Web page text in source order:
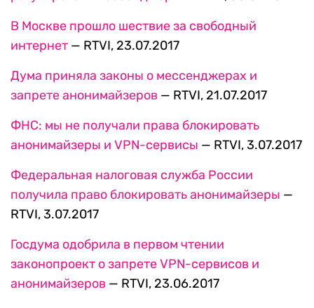
В Москве прошло шествие за свободный
интернет — RTVI, 23.07.2017
Дума приняла законы о мессенджерах и
запрете анонимайзеров — RTVI, 21.07.2017
ФНС: мы не получали права блокировать
анонимайзеры и VPN-сервисы — RTVI, 3.07.2017
Федеральная налоговая служба России
получила право блокировать анонимайзеры —
RTVI, 3.07.2017
Госдума одобрила в первом чтении
законопроект о запрете VPN-сервисов и
анонимайзеров — RTVI, 23.06.2017